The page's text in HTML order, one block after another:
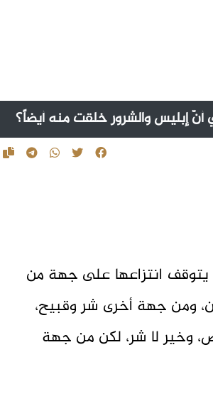
إبليس والشرور خلقت منه أيضاً؟
يتوقف انتزاعها على جهة من
ومن جهة أخرى شر وقبيح،
وخير لا شر، لكن من جهة